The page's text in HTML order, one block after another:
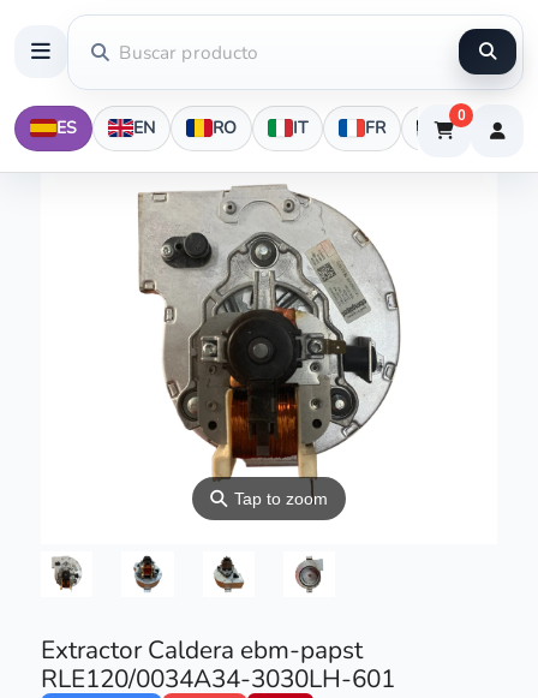
ES EN RO IT FR DE
0
⚲Tap to zoom
Extractor Caldera ebm-papst
RLE120/0034A34-3030LH-601